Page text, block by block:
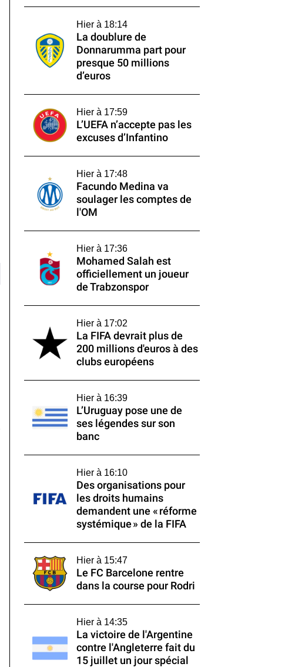
Hier à 18:14
La doublure de
Donnarumma part pour
presque 50 millions
d’euros
Hier à 17:59
L’UEFA n’accepte pas les
excuses d’Infantino
Hier à 17:48
Facundo Medina va
soulager les comptes de
l'OM
Hier à 17:36
Mohamed Salah est
officiellement un joueur
de Trabzonspor
Hier à 17:02
La FIFA devrait plus de
200 millions d'euros à des
clubs européens
Hier à 16:39
L’Uruguay pose une de
ses légendes sur son
banc
Hier à 16:10
Des organisations pour
les droits humains
demandent une « réforme
systémique » de la FIFA
Hier à 15:47
Le FC Barcelone rentre
dans la course pour Rodri
Hier à 14:35
La victoire de l'Argentine
contre l'Angleterre fait du
15 juillet un jour spécial